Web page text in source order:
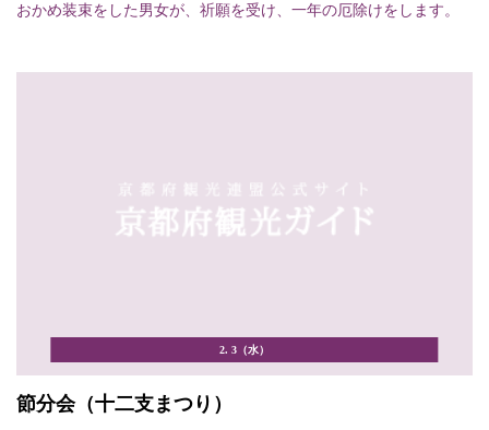
おかめ装束をした男女が、祈願を受け、一年の厄除けをします。
2. 3（水）
節分会（十二支まつり）